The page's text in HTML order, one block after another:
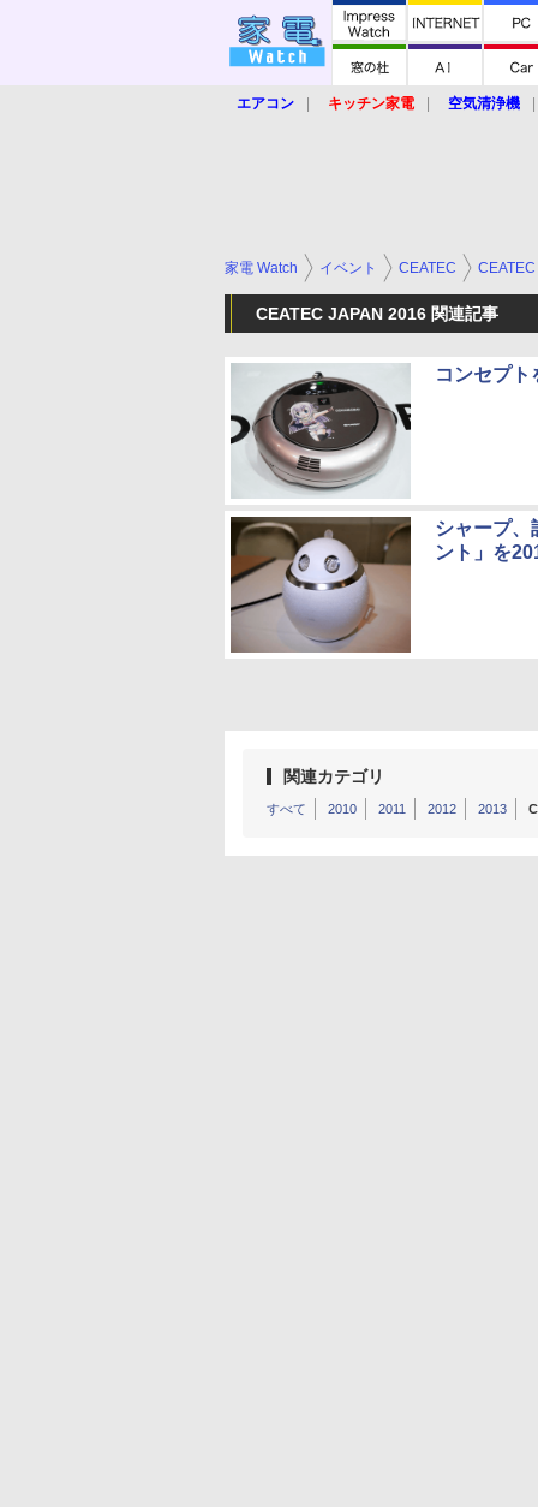
エアコン キッチン家電
空気清浄機
家電 Watch イベント CEATEC
CEATEC JAPAN 2016 関連記事
コンセプ
シャープ、
ント」を
関連カテゴリ
すべて 2010 2011 2012 2013